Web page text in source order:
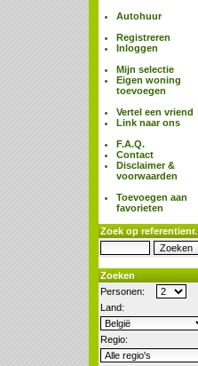
Autohuur
Registreren
Inloggen
Mijn selectie
Eigen woning
toevoegen
Vertel een vriend
Link naar ons
F.A.Q.
Contact
Disclaimer &
voorwaarden
Toevoegen aan
favorieten
Zoek op referentienr.
Zoeken
Personen:
Land:
Regio: